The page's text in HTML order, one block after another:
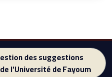
des suggestions
l'Université de Fayoum